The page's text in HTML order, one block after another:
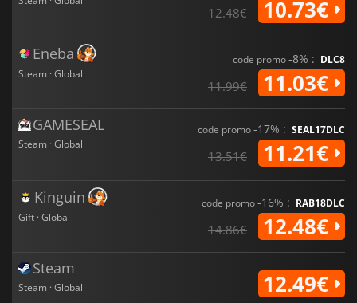
12.48€ 10.73€
Eneba
Steam · Global
code promo-8% : DLC8
11.99€ 11.03€
GAMESEAL
Steam · Global
code promo-17% : SEAL17DLC
13.51€ 11.21€
Kinguin
Gift · Global
code promo-16% : RAB18DLC
14.86€ 12.48€
Steam
Steam · Global 12.49€